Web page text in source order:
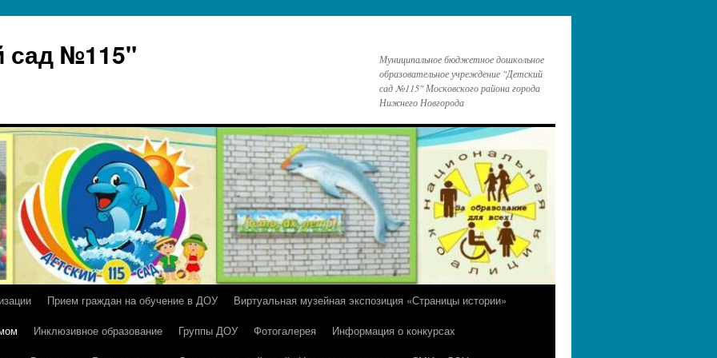
сад №115"
Муниципальное бюджетное дошкольное
образовательное учреждение "Детский
сад №115" Московского района города
Нижнего Новгорода
Прием граждан на обучение в ДОУ
Виртуальная музейная экспозиция «Страницы истории»
Инклюзивное образование Группы ДОУ Фотогалерея
Информация о конкурсах